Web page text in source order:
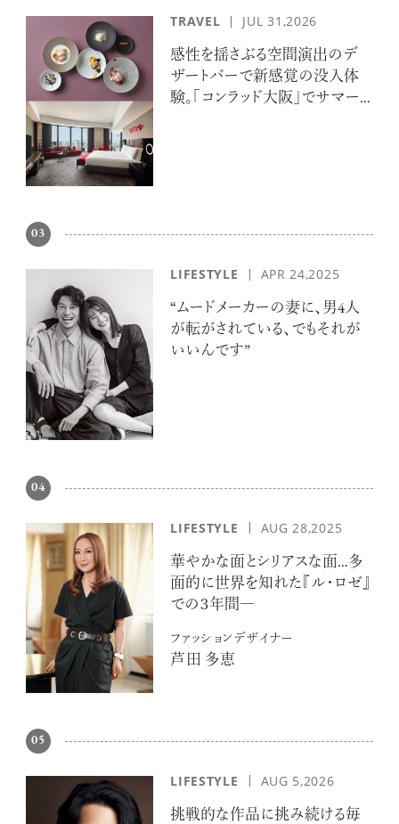
TRAVEL JUL 31,2026
感性を揺さぶる空間演出のデ
ザートバーで新感覚の没入体
験。「コンラッド大阪」でサマー
03
LIFESTYLE APR 24,2025
“ムードメーカーの妻に、男4人
が転がされている、でもそれが
いいんです”
04
LIFESTYLE AUG 28,2025
華やかな面とシリアスな面…多
面的に世界を知れた『ル・ロゼ』
での３年間―
ファッションデザイナー
芦田 多恵
05
LIFESTYLE AUG 5,2026
挑戦的な作品に挑み続ける毎